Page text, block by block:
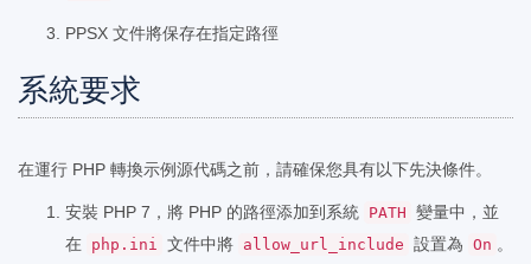
PPSX 文件將保存在指定路徑
系統要求
在運行 PHP 轉換示例源代碼之前，請確保您具有以下先決條件。
安裝 PHP 7，將 PHP 的路徑添加到系統 PATH 變量中，並
在 php.ini 文件中將 allow_url_include 設置為 On 。